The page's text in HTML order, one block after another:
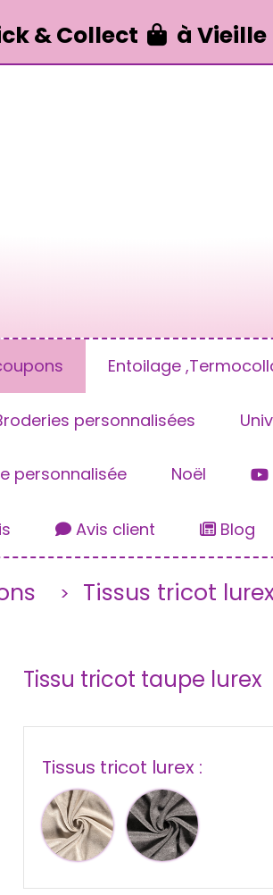
& Collect  à Vieille
Entoilage
personnalisées
personnalisée Noël
Avis client Blog
Tissus tricot
Tissu tricot taupe lurex
Tissus tricot lurex :